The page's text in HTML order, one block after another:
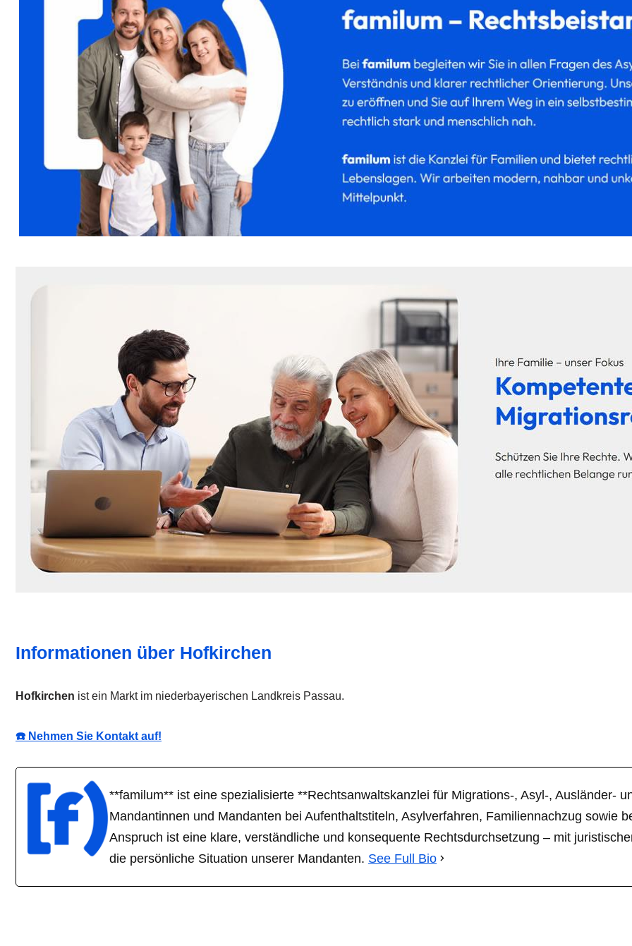
Informationen über Hofkirchen
Hofkirchen ist ein Markt im niederbayerischen Landkreis Passau.
☎️ Nehmen Sie Kontakt auf!
**familum** ist eine spezialisierte **Rechtsanwaltskanzlei für Migrations-, Asyl-, Ausländer-
Mandantinnen und Mandanten bei Aufenthaltstiteln, Asylverfahren, Familiennachzug sowie
Anspruch ist eine klare, verständliche und konsequente Rechtsdurchsetzung – mit
die persönliche Situation unserer Mandanten. See Full Bio